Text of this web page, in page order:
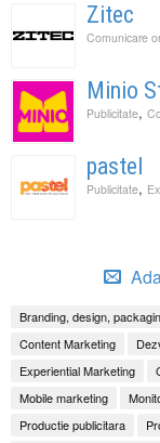
Zitec
Comunicare
Minio
Publicitate,
pastel
Publicitate,
Branding, design,
Content Marketing
Experiential Marketing
Mobile marketing
Productie publicitara